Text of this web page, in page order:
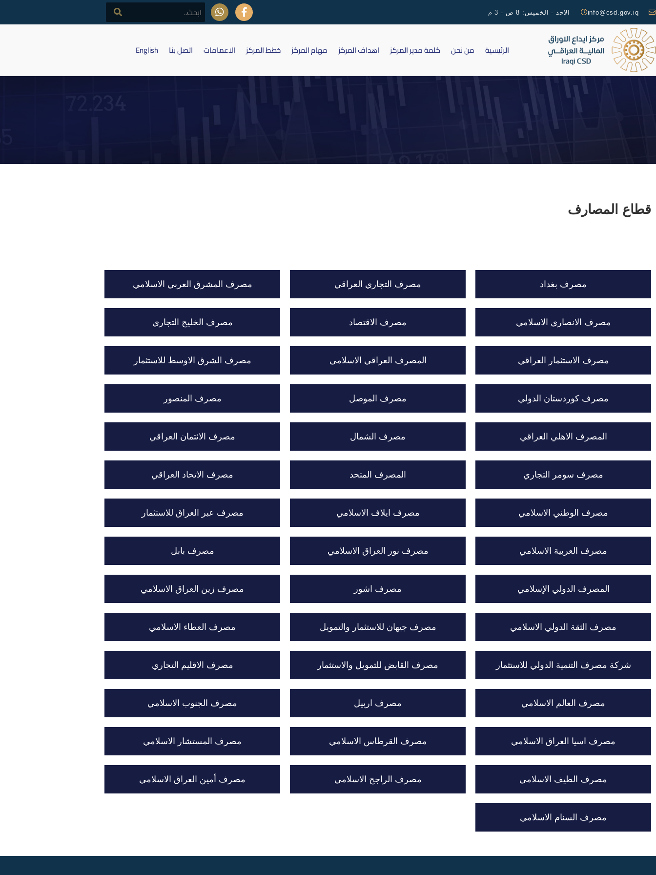
info@csd.gov.iq الاحد - الخميس: 8 ص - 3 م
الرئيسية من نحن كلمة مدير المركز اهداف المركز مهام المركز خطط المركز الاعمامات اتصل بنا English
قطاع المصارف
مصرف بغداد
مصرف الانصاري الاسلامي
مصرف الاستثمار العراقي
مصرف كوردستان الدولي
المصرف الاهلي العراقي
مصرف سومر التجاري
مصرف الوطني الاسلامي
مصرف العربية الاسلامي
المصرف الدولي الإسلامي
مصرف الثقة الدولي الاسلامي
شركة مصرف التنمية الدولي للاستثمار
مصرف العالم الاسلامي
مصرف اسيا العراق الاسلامي
مصرف الطيف الاسلامي
مصرف السنام الاسلامي
مصرف التجاري العراقي
مصرف الاقتصاد
المصرف العراقي الاسلامي
مصرف الموصل
مصرف الشمال
المصرف المتحد
مصرف ايلاف الاسلامي
مصرف نور العراق الاسلامي
مصرف اشور
مصرف جيهان للاستثمار والتمويل
مصرف القابض للتمويل والاستثمار
مصرف اربيل
مصرف القرطاس الاسلامي
مصرف الراجح الاسلامي
مصرف المشرق العربي الاسلامي
مصرف الخليج التجاري
مصرف الشرق الاوسط للاستثمار
مصرف المنصور
مصرف الائتمان العراقي
مصرف الاتحاد العراقي
مصرف عبر العراق للاستثمار
مصرف بابل
مصرف زين العراق الاسلامي
مصرف العطاء الاسلامي
مصرف الاقليم التجاري
مصرف الجنوب الاسلامي
مصرف المستشار الاسلامي
مصرف أمين العراق الاسلامي